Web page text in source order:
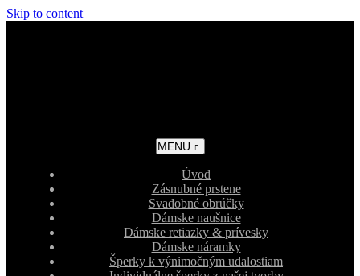
Skip to content
MENU
Úvod
Zásnubné prstene
Svadobné obrúčky
Dámske naušnice
Dámske retiazky & prívesky
Dámske náramky
Šperky k výnimočným udalostiam